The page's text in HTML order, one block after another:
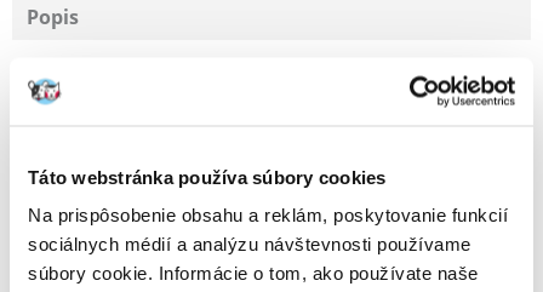
Táto webstránka používa súbory cookies
Na prispôsobenie obsahu a reklám, poskytovanie funkcií
sociálnych médií a analýzu návštevnosti používame
súbory cookie. Informácie o tom, ako používate naše
Popis
Kompletné, vysoko kvalitné granule pre mačky všetkých
vekových skupín.
výrobným procesom, pri ktorom použité mäso nebolo nikdy zmrazené
a neobsahuje žiadne konzervačné látky. Všetky potraviny Acana sa
snažia reprodukovať prirodzenú stravu predkov mačiek a sú založené
na súčasných poznatkoch o preferenciách predátorov. Sú založené na
zmesi rôznych zdrojov živočíšnych bielkovín, s prídavkom zeleniny a
ovocia, bylín a sacharidového odkazu - šošovice, cíceru. Výsledkom je, že